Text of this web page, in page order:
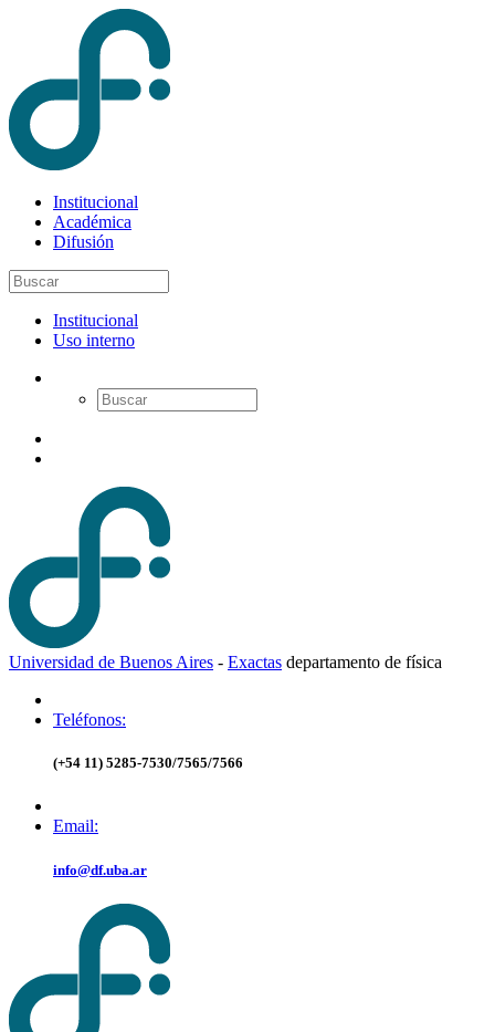
Institucional
Académica
Difusión
Institucional
Uso interno
Universidad de Buenos Aires - Exactas departamento de física
Teléfonos:
(+54 11) 5285-7530/7565/7566
Email:
info@df.uba.ar